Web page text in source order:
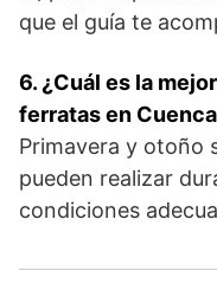
que el guía te
6. ¿Cuál es la
ferratas en
Primavera y otoño
pueden realizar
condiciones